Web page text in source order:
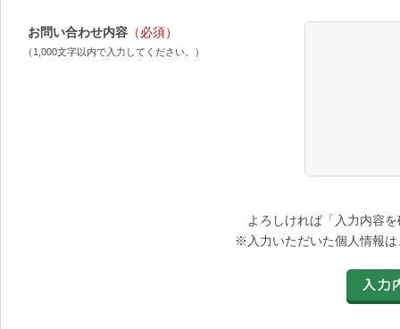
お問い合わせ内容 （必須）
（1,000文字以内で入力してください。）
よろしければ「入力内容
※入力いただいた個人情報